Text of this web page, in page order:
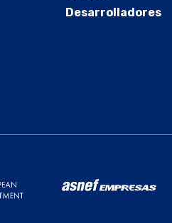
Desarrolladores